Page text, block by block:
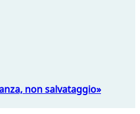
non salvataggio»